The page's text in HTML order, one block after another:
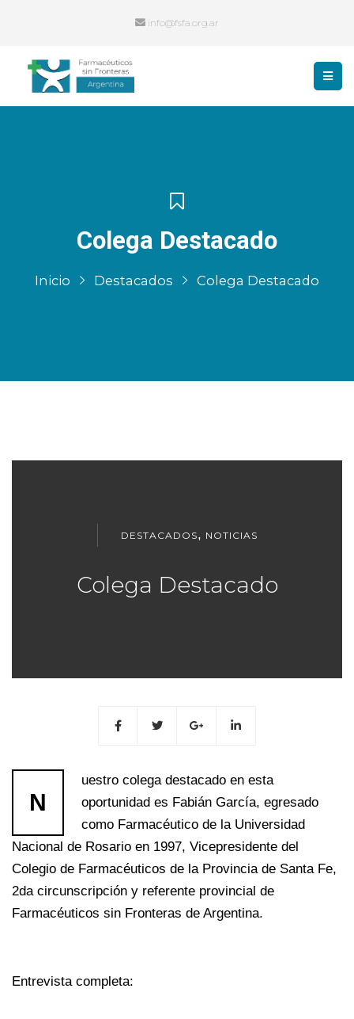
info@fsfa.org.ar
Colega Destacado
Inicio Destacados Colega Destacado
DESTACADOS, NOTICIAS
Colega Destacado
N
uestro colega destacado en esta
oportunidad es Fabián García, egresado
como Farmacéutico de la Universidad
Nacional de Rosario en 1997, Vicepresidente del
Colegio de Farmacéuticos de la Provincia de Santa Fe,
2da circunscripción y referente provincial de
Farmacéuticos sin Fronteras de Argentina.
Entrevista completa: